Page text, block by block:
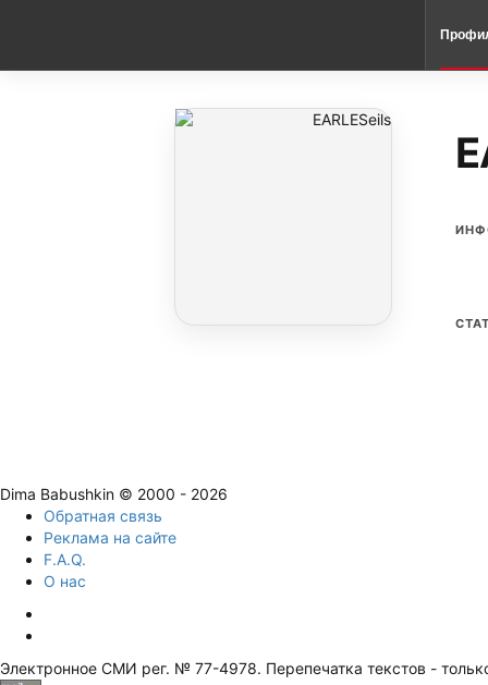
Dima Babushkin © 2000 - 2026
Обратная связь
Реклама на сайте
F.A.Q.
О нас
Электронное СМИ рег. № 77-4978. Перепечатка текстов -